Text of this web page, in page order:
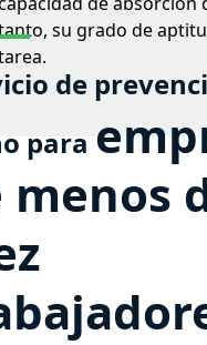
su grado de
de
para
menos